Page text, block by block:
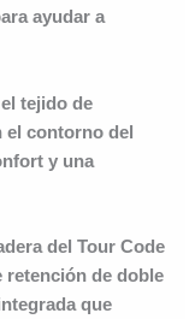
ayudar a
tejido de
el contorno del
y una
del Tour Code
retención de doble
que